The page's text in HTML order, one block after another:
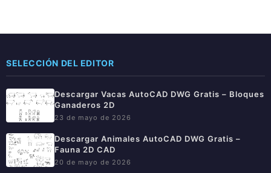
SELECCIÓN DEL EDITOR
Descargar Vacas AutoCAD DWG Gratis – Bloques
Ganaderos 2D
23 de mayo de 2026
Descargar Animales AutoCAD DWG Gratis –
Fauna 2D CAD
20 de mayo de 2026